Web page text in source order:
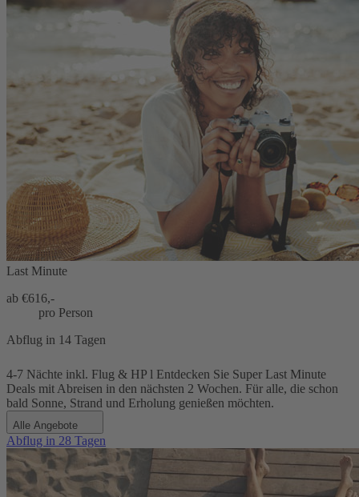
Last Minute
ab €616,-
pro Person
Abflug in 14 Tagen
4-7 Nächte inkl. Flug & HP l Entdecken Sie Super Last Minute
Deals mit Abreisen in den nächsten 2 Wochen. Für alle, die schon
bald Sonne, Strand und Erholung genießen möchten.
Alle Angebote
Abflug in 28 Tagen